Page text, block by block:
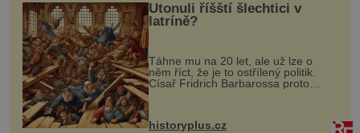
Utonuli říšští šlechtici v
latríně?
Táhne mu na 20 let, ale už lze o
něm říct, že je to ostřílený politik.
Císař Fridrich Barbarossa proto
posílá svého syna a dědice Jindřicha
VI. do Erfurtu, aby se stal
prostředníkem při řešení sporu m...
historyplus.cz